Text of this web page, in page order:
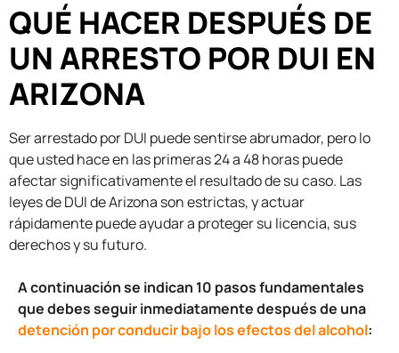
QUÉ HACER DESPUÉS DE
UN ARRESTO POR DUI EN
ARIZONA
Ser arrestado por DUI puede sentirse abrumador, pero lo
que usted hace en las primeras 24 a 48 horas puede
afectar significativamente el resultado de su caso. Las
leyes de DUI de Arizona son estrictas, y actuar
rápidamente puede ayudar a proteger su licencia, sus
derechos y su futuro.
A continuación se indican 10 pasos fundamentales
que debes seguir inmediatamente después de una
detención por conducir bajo los efectos del alcohol: